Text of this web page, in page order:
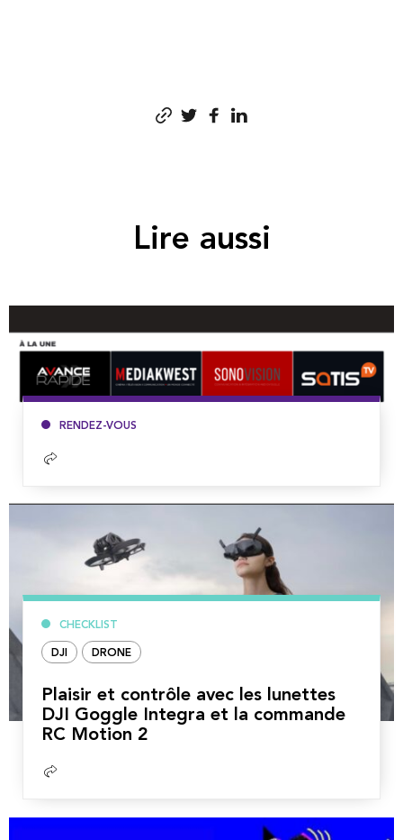
Lire aussi
RENDEZ-VOUS
Lire
CHECKLIST
DJI DRONE
Plaisir et contrôle avec les lunettes
DJI Goggle Integra et la commande
RC Motion 2
Lire